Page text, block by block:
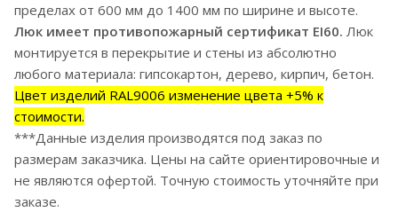
пределах от 600 мм до 1400 мм по ширине и высоте.
Люк имеет противопожарный сертификат EI60. Люк
монтируется в перекрытие и стены из абсолютно
любого материала: гипсокартон, дерево, кирпич, бетон.
Цвет изделий RAL9006 изменение цвета +5% к
стоимости.
***Данные изделия производятся под заказ по
размерам заказчика. Цены на сайте ориентировочные и
не являются офертой. Точную стоимость уточняйте при
заказе.